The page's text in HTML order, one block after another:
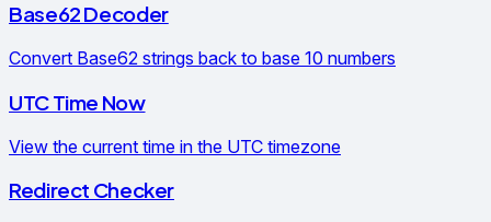
Base62 Decoder
Convert Base62 strings back to base 10 numbers
UTC Time Now
View the current time in the UTC timezone
Redirect Checker